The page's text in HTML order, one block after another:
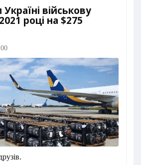
військову
році на $275